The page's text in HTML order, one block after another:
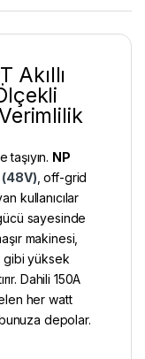
Akıllı
taşıyın. NP
(48V) , off-grid
kullanıcılar
sayesinde
makinesi,
gibi yüksek
Dahili 150A
her watt
depolar.